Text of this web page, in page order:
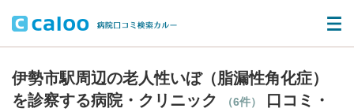
伊勢市駅周辺の老人性いぼ（脂漏性角化症）
を診察する病院・クリニック
（6件）
口コミ・